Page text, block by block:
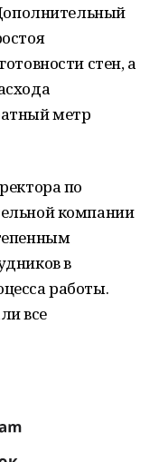
стен, а
метр
по
компании
в
работы.
все